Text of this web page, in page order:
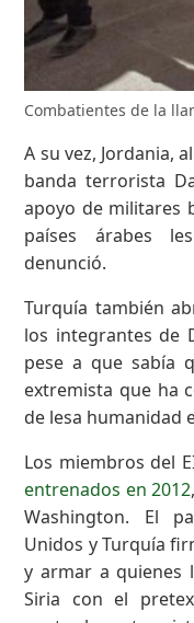
Combatientes de la
A su vez, Jordania,
banda terrorista
apoyo de militares
países árabes
denunció.
Turquía también
los integrantes de
pese a que sabía
extremista que ha
de lesa humanidad
Los miembros del
entrenados en 2012
Washington. El
Unidos y Turquía
y armar a quienes
Siria con el